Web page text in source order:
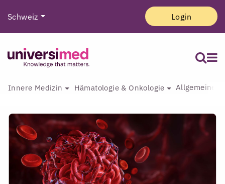
Schweiz Login
Innere Medizin Hämatologie & Onkologie Allgemeine